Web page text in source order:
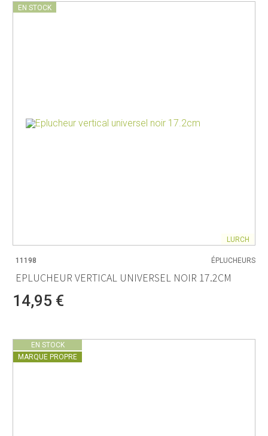
EN STOCK
LURCH
11198 ÉPLUCHEURS
EPLUCHEUR VERTICAL UNIVERSEL NOIR 17.2CM
14,95 €
EN STOCK
MARQUE PROPRE